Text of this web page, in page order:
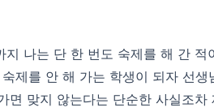
지 나는 단 한 번도 숙제를 해 간
제를 안 해 가는 학생이 되자 선
면 맞지 않는다는 단순한 사실조